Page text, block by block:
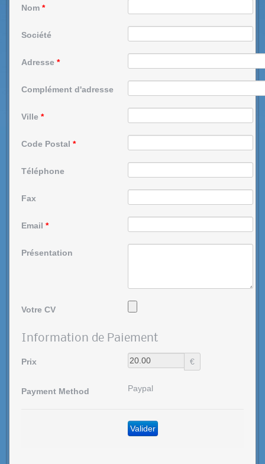
Nom *
Société
Adresse *
Complément d'adresse
Ville *
Code Postal *
Téléphone
Fax
Email *
Présentation
Votre CV
Information de Paiement
Prix €
Payment Method Paypal